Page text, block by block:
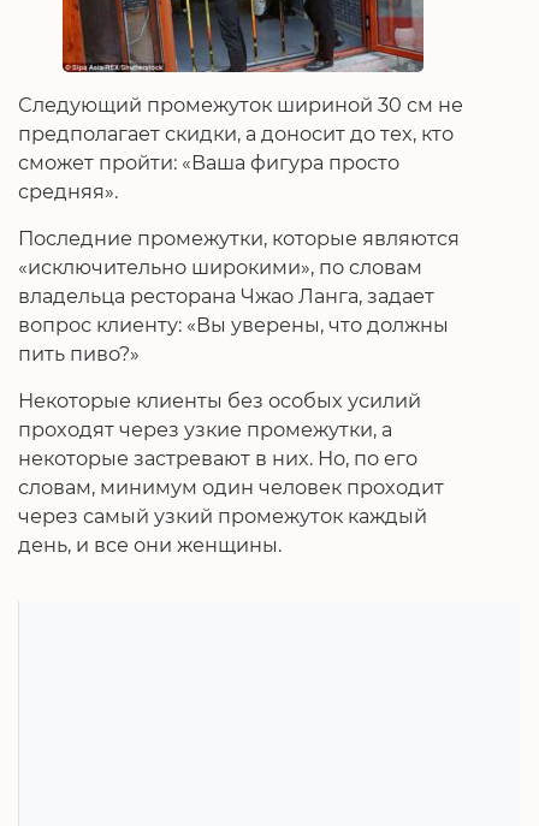
Следующий промежуток шириной 30 см не
предполагает скидки, а доносит до тех, кто
сможет пройти: «Ваша фигура просто
средняя».
Последние промежутки, которые являются
«исключительно широкими», по словам
владельца ресторана Чжао Ланга, задает
вопрос клиенту: «Вы уверены, что должны
пить пиво?»
Некоторые клиенты без особых усилий
проходят через узкие промежутки, а
некоторые застревают в них. Но, по его
словам, минимум один человек проходит
через самый узкий промежуток каждый
день, и все они женщины.